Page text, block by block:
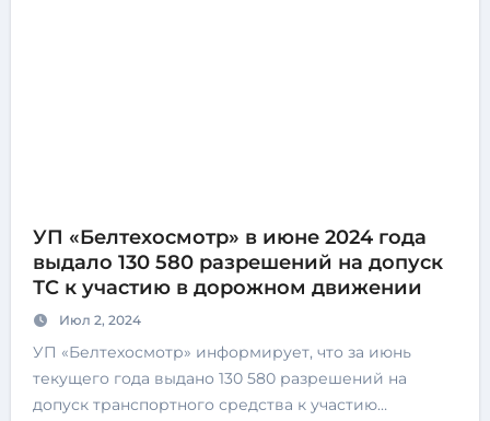
УП «Белтехосмотр» в июне 2024 года
выдало 130 580 разрешений на допуск
ТС к участию в дорожном движении
Июл 2, 2024
УП «Белтехосмотр» информирует, что за июнь
текущего года выдано 130 580 разрешений на
допуск транспортного средства к участию…